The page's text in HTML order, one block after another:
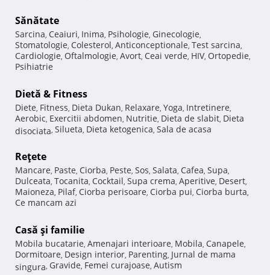
Sănătate
Sarcina, Ceaiuri, Inima, Psihologie, Ginecologie,
Stomatologie, Colesterol, Anticonceptionale, Test sarcina,
Cardiologie, Oftalmologie, Avort, Ceai verde, HIV, Ortopedie,
Psihiatrie
Dietă & Fitness
Diete, Fitness, Dieta Dukan, Relaxare, Yoga, Intretinere,
Aerobic, Exercitii abdomen, Nutritie, Dieta de slabit, Dieta
disociata, Silueta, Dieta ketogenica, Sala de acasa
Reţete
Mancare, Paste, Ciorba, Peste, Sos, Salata, Cafea, Supa,
Dulceata, Tocanita, Cocktail, Supa crema, Aperitive, Desert,
Maioneza, Pilaf, Ciorba perisoare, Ciorba pui, Ciorba burta,
Ce mancam azi
Casă şi familie
Mobila bucatarie, Amenajari interioare, Mobila, Canapele,
Dormitoare, Design interior, Parenting, Jurnal de mama
singura, Gravide, Femei curajoase, Autism